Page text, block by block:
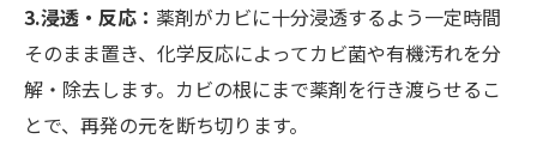
3.浸透・反応： 薬剤がカビに十分浸透するよう一定時間
そのまま置き、化学反応によってカビ菌や有機汚れを分
解・除去します。カビの根にまで薬剤を行き渡らせるこ
とで、再発の元を断ち切ります。